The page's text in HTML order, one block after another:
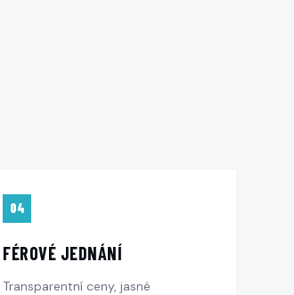
04
FÉROVÉ JEDNÁNÍ
Transparentní ceny, jasné